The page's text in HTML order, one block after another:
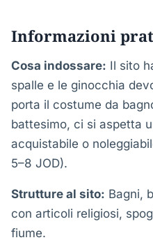
Informazioni
Cosa indossare: Il sito
spalle e le ginocchia
porta il costume da
battesimo, ci si aspetta
acquistabile o
5–8 JOD).
Strutture al sito: Bagni,
con articoli religiosi,
fiume.